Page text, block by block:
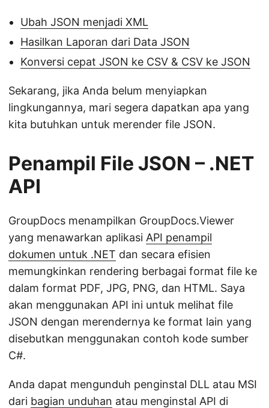
Ubah JSON menjadi XML
Hasilkan Laporan dari Data JSON
Konversi cepat JSON ke CSV & CSV ke JSON
Sekarang, jika Anda belum menyiapkan
lingkungannya, mari segera dapatkan apa yang
kita butuhkan untuk merender file JSON.
Penampil File JSON – .NET
API
GroupDocs menampilkan GroupDocs.Viewer
yang menawarkan aplikasi API penampil
dokumen untuk .NET dan secara efisien
memungkinkan rendering berbagai format file ke
dalam format PDF, JPG, PNG, dan HTML. Saya
akan menggunakan API ini untuk melihat file
JSON dengan merendernya ke format lain yang
disebutkan menggunakan contoh kode sumber
C#.
Anda dapat mengunduh penginstal DLL atau MSI
dari bagian unduhan atau menginstal API di